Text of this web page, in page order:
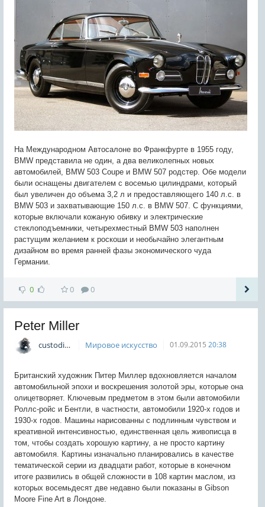
На Международном Автосалоне во Франкфурте в 1955 году,
BMW представила не один, а два великолепных новых
автомобилей, BMW 503 Coupe и BMW 507 родстер. Обе модели
были оснащены двигателем с восемью цилиндрами, который
был увеличен до объема 3,2 л и предоставляющего 140 л.с. в
BMW 503 и захватывающие 150 л.с. в BMW 507. С функциями,
которые включали кожаную обивку и электрические
стеклоподъемники, четырехместный BMW 503 наполнен
растущим желанием к роскоши и необычайно элегантным
дизайном во время ранней фазы экономического чуда
Германии.
0 0 0
Peter Miller
custodian Мировое искусство 01.09.2015 20:38
Британский художник Питер Миллер вдохновляется началом
автомобильной эпохи и воскрешения золотой эры, которые она
олицетворяет. Ключевым предметом в этом были автомобили
Роллс-ройс и Бентли, в частности, автомобили 1920-х годов и
1930-х годов. Машины нарисованны с подлинным чувством и
креативной интенсивностью, единственная цель живописца в
том, чтобы создать хорошую картину, а не просто картину
автомобиля. Картины изначально планировались в качестве
тематической серии из двадцати работ, которые в конечном
итоге развились в общей сложности в 108 картин маслом, из
которых восемьдесят две недавно были показаны в Gibson
Moore Fine Art в Лондоне.